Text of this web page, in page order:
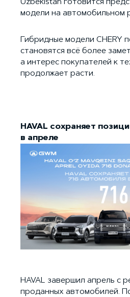
Uzbekistan готовится
модели на автомобильном
Гибридные модели CHERY
становятся всё более
а интерес покупателей к
продолжает расти.
HAVAL сохраняет
в апреле
HAVAL завершил апрель с
проданных автомобилей.